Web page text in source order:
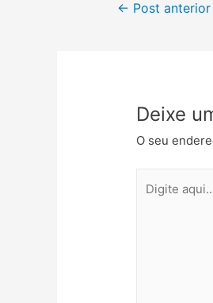
← Post anterior
Deixe
O seu